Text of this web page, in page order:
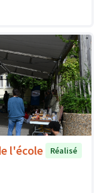
l'école
Réalisé